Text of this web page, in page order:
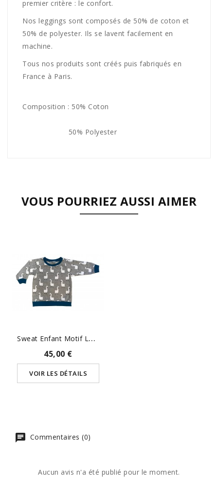
premier critère : le confort.
Nos leggings sont composés de 50% de coton et
50% de polyester. Ils se lavent facilement en
machine.
Tous nos produits sont créés puis fabriqués en
France à Paris.
Composition : 50% Coton
50% Polyester
VOUS POURRIEZ AUSSI AIMER
S
Weat Enfant Motif Lamas
45,00 €
VOIR LES DÉTAILS
Commentaires (0)
Aucun avis n'a été publié pour le moment.